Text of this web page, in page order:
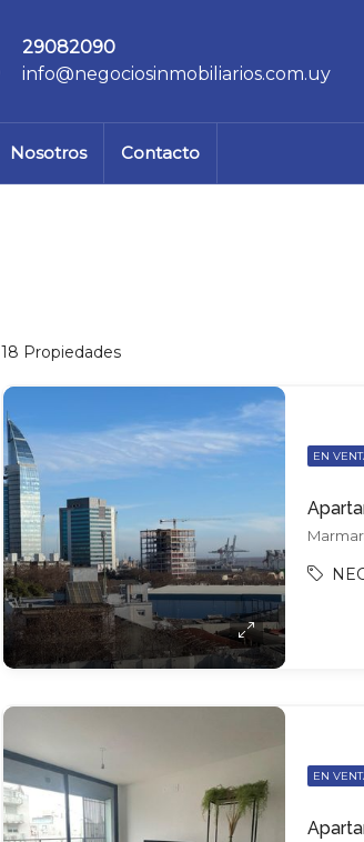
29082090
info@negociosinmobiliarios.com.uy
Nosotros Contacto
18 Propiedades
EN
EN